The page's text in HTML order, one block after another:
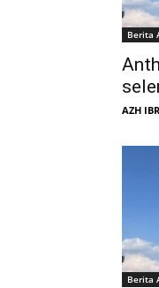
Berita
AZH IBR
Berita